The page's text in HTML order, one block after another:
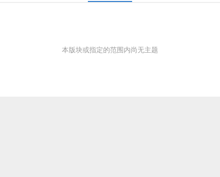
本版块或指定的范围内尚无主题